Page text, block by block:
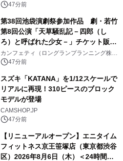
47分前
第38回池袋演劇祭参加作品 劇・若竹
第8回公演「天草騒乱記－四郎（し
ろ）と呼ばれた少女－」チケット販売
開始
カンフェティ（ロングランプランニング株式
会社）
47分前
スズキ「KATANA」を1/12スケールで
リアルに再現！310ピースのブロック
モデルが登場
CAMSHOP.JP
47分前
【リニューアルオープン】エニタイム
フィットネス京王笹塚店（東京都渋谷
区）2026年8月6日（木）＜24時間年